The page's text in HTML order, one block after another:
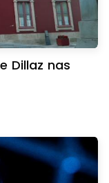
Dillaz nas